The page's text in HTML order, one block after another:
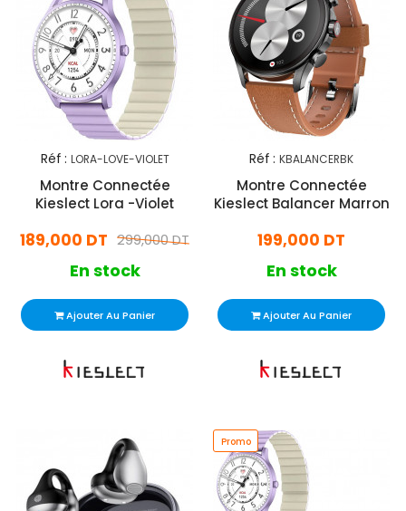
Réf : LORA-LOVE-VIOLET
Montre Connectée
Kieslect Lora -Violet
299,000 DT
189,000 DT
En stock
Ajouter Au Panier
Réf : KBALANCERBK
Montre Connectée
Kieslect Balancer Marron
199,000 DT
En stock
Ajouter Au Panier
Promo